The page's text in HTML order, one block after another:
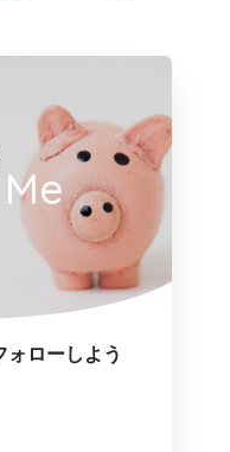
ォローしよう